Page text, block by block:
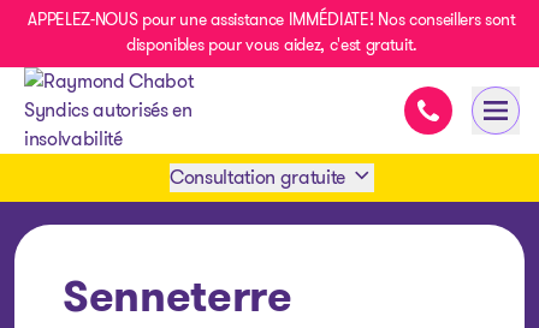
APPELEZ-NOUS pour une assistance IMMÉDIATE! Nos conseillers sont
disponibles pour vous aidez, c'est gratuit.
Assistance
Consultation gratuite
Senneterre